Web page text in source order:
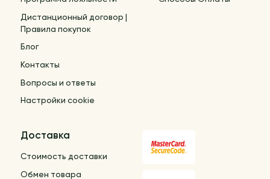
Дистанционный договор |
Правила покупок
Блог
Контакты
Вопросы и ответы
Настройки cookie
Доставка
Стоимость доставки
Обмен товара